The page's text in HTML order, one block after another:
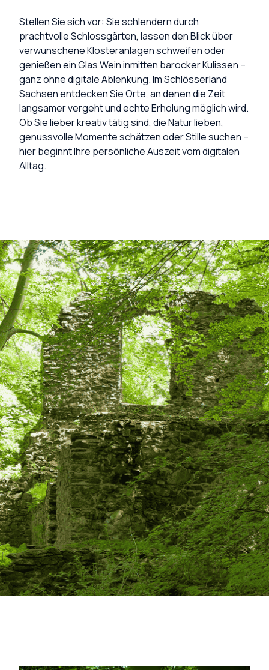
Stellen Sie sich vor: Sie schlendern durch
prachtvolle Schlossgärten, lassen den Blick über
verwunschene Klosteranlagen schweifen oder
genießen ein Glas Wein inmitten barocker Kulissen –
ganz ohne digitale Ablenkung. Im Schlösserland
Sachsen entdecken Sie Orte, an denen die Zeit
langsamer vergeht und echte Erholung möglich wird.
Ob Sie lieber kreativ tätig sind, die Natur lieben,
genussvolle Momente schätzen oder Stille suchen –
hier beginnt Ihre persönliche Auszeit vom digitalen
Alltag.